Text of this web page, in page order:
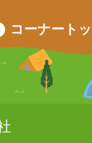
コーナート